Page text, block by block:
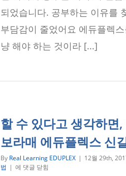
다
시
시
작
하
는
으
플
스
라
매
되었습니다. 공부하는 이유를
부담감이 줄었어요 에듀플렉
냥 해야 하는 것이라 [...]
할 수 있다고 생각하면
보라매 에듀플렉스 신
By Real Learning EDUPLEX | 12월 29th,
법 | 할
에 댓글 닫힘